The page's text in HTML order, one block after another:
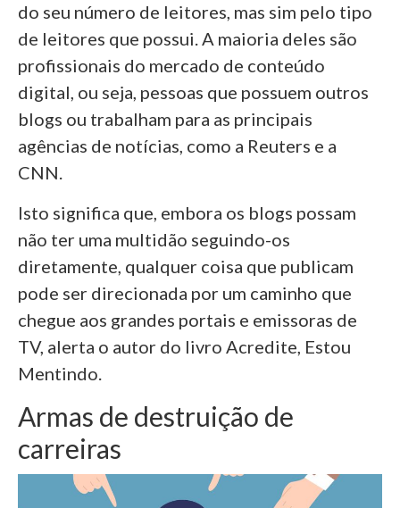
do seu número de leitores, mas sim pelo tipo
de leitores que possui. A maioria deles são
profissionais do mercado de conteúdo
digital, ou seja, pessoas que possuem outros
blogs ou trabalham para as principais
agências de notícias, como a Reuters e a
CNN.
Isto significa que, embora os blogs possam
não ter uma multidão seguindo-os
diretamente, qualquer coisa que publicam
pode ser direcionada por um caminho que
chegue aos grandes portais e emissoras de
TV, alerta o autor do livro Acredite, Estou
Mentindo.
Armas de destruição de
carreiras